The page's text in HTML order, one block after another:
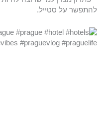
להתפשר על סטייל.